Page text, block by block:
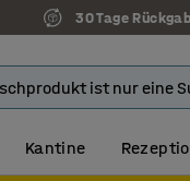
30 Tage
Kantine